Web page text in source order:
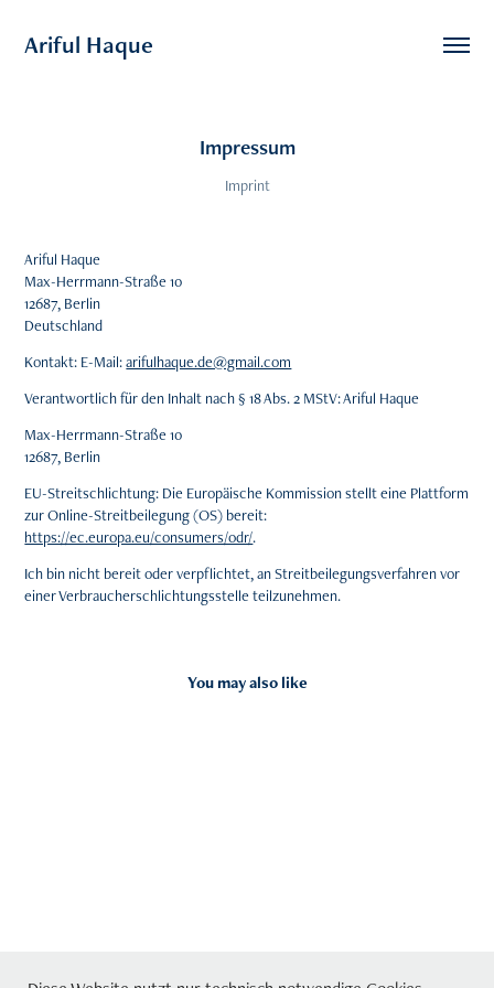
Ariful Haque
Impressum
Imprint
Ariful Haque
Max-Herrmann-Straße 10
12687, Berlin
Deutschland
Kontakt: E-Mail:arifulhaque.de@gmail.com
Verantwortlich für den Inhalt nach § 18 Abs. 2 MStV: Ariful Haque
Max-Herrmann-Straße 10
12687, Berlin
EU-Streitschlichtung: Die Europäische Kommission stellt eine Plattform
zur Online-Streitbeilegung (OS) bereit:
https://ec.europa.eu/consumers/odr/.
Ich bin nicht bereit oder verpflichtet, an Streitbeilegungsverfahren vor
einer Verbraucherschlichtungsstelle teilzunehmen.
You may also like